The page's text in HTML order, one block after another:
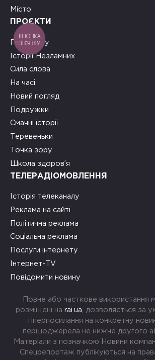
Місто
ПРОЄКТИ
Герої тилу
Історії Незламних
Сила слова
На часі
Новий погляд
Подружки
Смачні історії
Теревеньки
Точка зору
Школа здоров’я
ТЕЛЕРАДІОМОВЛЕННЯ
Історія телеканалу
Реклама на сайті
Політична реклама
Соціальна реклама
Послуги інтернету
Інтернет-TV
Повідомити новину
Повне або часткове використання
розміщені на rai.ua , дозволяється за
гіперпосилання на конкретну
першоджерела не нижче другого
Матеріали з позначкою Новини
Спецрепортаж публікуються на
КНОПКА
ЗВ'ЯЗКУ